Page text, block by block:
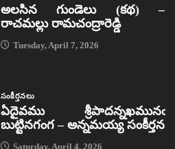
అలసిన గుండెలు (కథ) –
రాచమల్లు రామచంద్రారెడ్డి
Tuesday, April 7, 2026
సంకీర్తనలు
ఏదైవము శ్రీపాదన్నఖమునఁ
బుట్టినగంగ – అన్నమయ్య సంకీర్తన
Saturday, April 4, 2026